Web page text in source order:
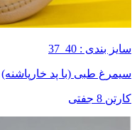
سایز بندی : 40_37
سیمرغ طبی (با پد خارپاشنه)
کارتن 8 جفتی